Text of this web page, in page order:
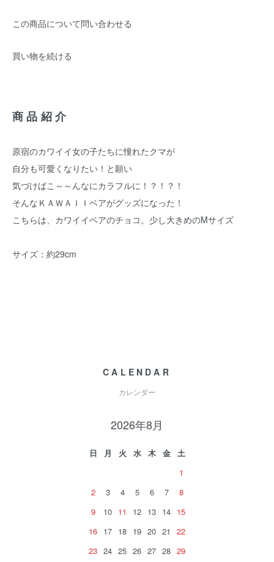
この商品について問い合わせる
買い物を続ける
商品紹介
原宿のカワイイ女の子たちに憧れたクマが
自分も可愛くなりたい！と願い
気づけばこ～～んなにカラフルに！？！？！
そんなＫＡＷＡＩＩベアがグッズになった！
こちらは、カワイイベアのチョコ。少し大きめのMサイズ
サイズ：約29cm
CALENDAR
カレンダー
2026年8月
日 月 火 水 木 金
土
1
2
3 4 5 6 7
8
9
10 11 12 13 14 15
16 17 18 19 20 21
22
23 24 25 26 27 28 29